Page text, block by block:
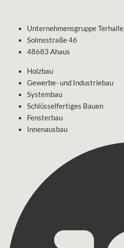
Unternehmensgruppe Terhalle
Solmsstraße 46
48683 Ahaus
Holzbau
Gewerbe- und Industriebau
Systembau
Schlüsselfertiges Bauen
Fensterbau
Innenausbau